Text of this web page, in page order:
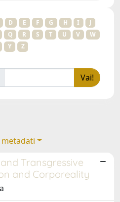
D E F G H I
J
Q R S T U V
W
Y Z
Transgressive
and Corporeality